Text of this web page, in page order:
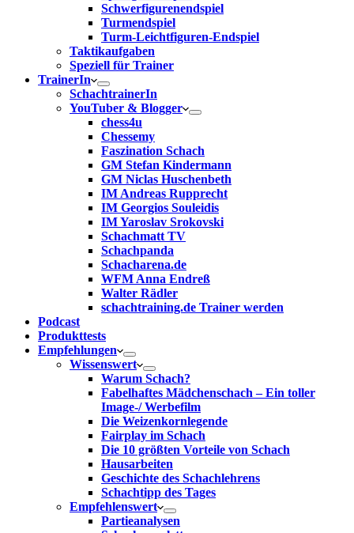
Schwerfigurenendspiel
Turmendspiel
Turm-Leichtfiguren-Endspiel
Taktikaufgaben
Speziell für Trainer
TrainerIn
SchachtrainerIn
YouTuber & Blogger
chess4u
Chessemy
Faszination Schach
GM Stefan Kindermann
GM Niclas Huschenbeth
IM Andreas Rupprecht
IM Georgios Souleidis
IM Yaroslav Srokovski
Schachmatt TV
Schachpanda
Schacharena.de
WFM Anna Endreß
Walter Rädler
schachtraining.de Trainer werden
Podcast
Produkttests
Empfehlungen
Wissenswert
Warum Schach?
Fabelhaftes Mädchenschach – Ein toller
Image-/ Werbefilm
Die Weizenkornlegende
Fairplay im Schach
Die 10 größten Vorteile von Schach‎
Hausarbeiten
Geschichte des Schachlehrens
Schachtipp des Tages
Empfehlenswert
Partieanalysen